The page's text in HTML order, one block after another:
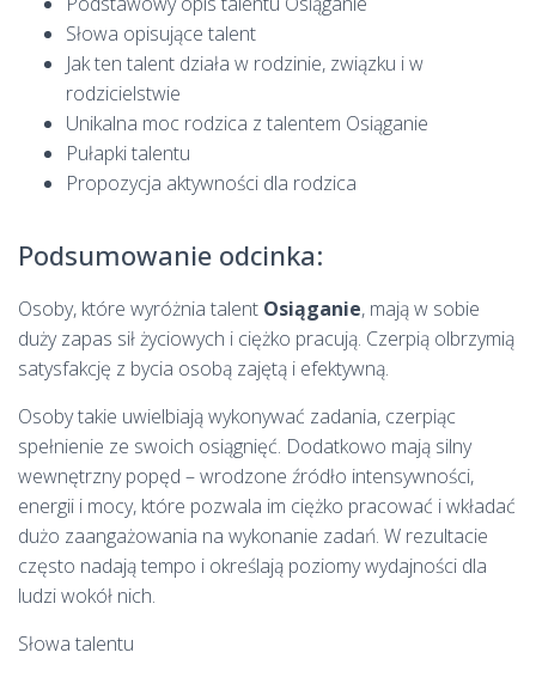
Słowa opisujące talent
Jak ten talent działa w rodzinie, związku i w
rodzicielstwie
Unikalna moc rodzica z talentem Osiąganie
Pułapki talentu
Propozycja aktywności dla rodzica
Podsumowanie odcinka:
Osoby, które wyróżnia talent Osiąganie, mają w sobie
duży zapas sił życiowych i ciężko pracują. Czerpią olbrzymią
satysfakcję z bycia osobą zajętą i efektywną.
Osoby takie uwielbiają wykonywać zadania, czerpiąc
spełnienie ze swoich osiągnięć. Dodatkowo mają silny
wewnętrzny popęd – wrodzone źródło intensywności,
energii i mocy, które pozwala im ciężko pracować i wkładać
dużo zaangażowania na wykonanie zadań. W rezultacie
często nadają tempo i określają poziomy wydajności dla
ludzi wokół nich.
Słowa talentu